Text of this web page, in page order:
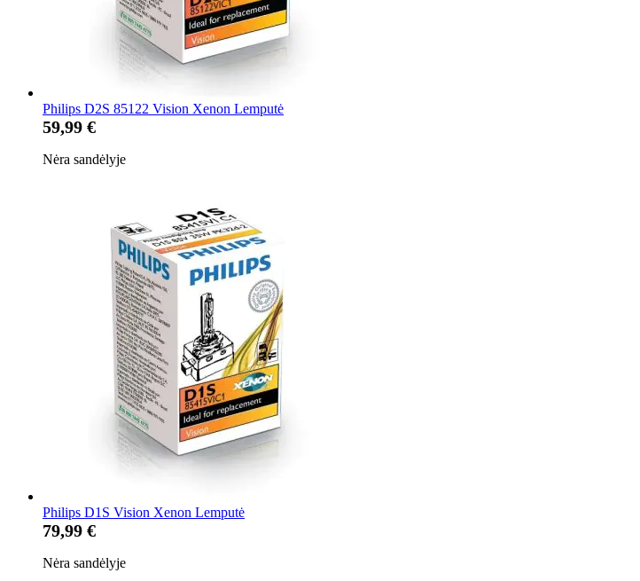
Philips D2S 85122 Vision Xenon Lemputė
59,99 €
Nėra sandėlyje
Philips D1S Vision Xenon Lemputė
79,99 €
Nėra sandėlyje